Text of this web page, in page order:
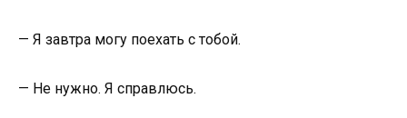
— Я завтра могу поехать с тобой.
— Не нужно. Я справлюсь.